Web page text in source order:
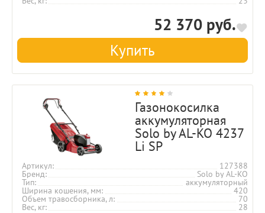
52 370 руб.
Купить
Газонокосилка
аккумуляторная
Solo by AL-KO 4237
Li SP
Артикул 127388
Бренд Solo by AL-KO
Тип аккумуляторный
Ширина кошения, мм 420
Объем травосборника, л 70
Вес, кг 28